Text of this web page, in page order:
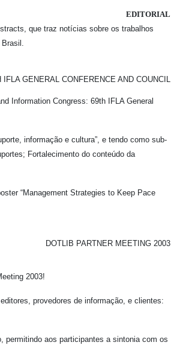
EDITORIAL
que traz notícias sobre os trabalhos
IFLA GENERAL CONFERENCE AND COUNCIL
Information Congress: 69th IFLA General
informação e cultura”, e tendo como sub-
Fortalecimento do conteúdo da
“Management Strategies to Keep Pace
DOTLIB PARTNER MEETING 2003
2003!
provedores de informação, e clientes:
permitindo aos participantes a sintonia com os